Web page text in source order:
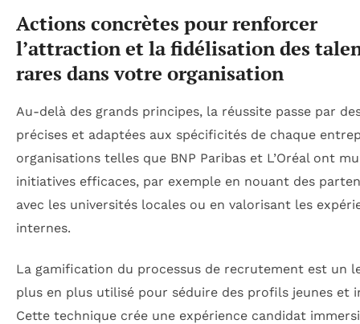
Actions concrètes pour renforcer
l’attraction et la fidélisation des
rares dans votre organisation
Au-delà des grands principes, la réussite passe par
précises et adaptées aux spécificités de chaque
organisations telles que BNP Paribas et L’Oréal ont
initiatives efficaces, par exemple en nouant des
avec les universités locales ou en valorisant les
internes.
La gamification du processus de recrutement est un
plus en plus utilisé pour séduire des profils jeunes et
Cette technique crée une expérience candidat